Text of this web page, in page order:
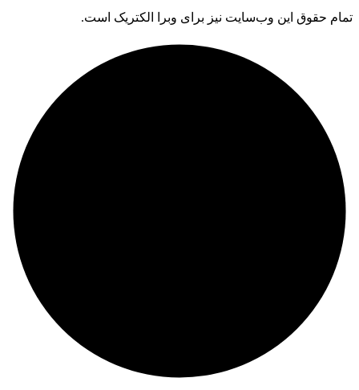
تمام حقوق اين وب‌سايت نیز برای وبرا الکتریک است.